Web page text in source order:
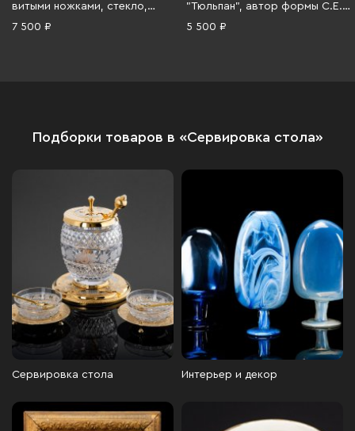
витыми ножками, стекло,
золочение, Чехословакия,
7 500 ₽
"Тюльпан", автор формы С.Е.
Яковлева, автор росписи Н.П.
5 500 ₽
Подборки товаров в «Сервировка стола»
Сервировка стола Интерьер и декор